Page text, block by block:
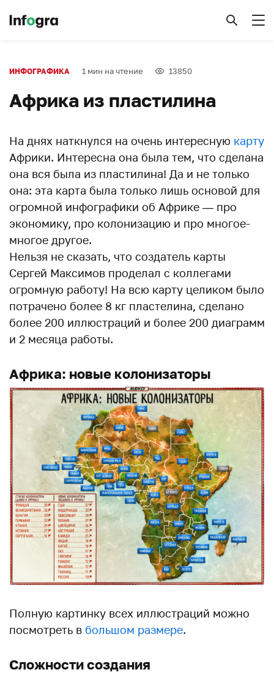
ИНФОГРАФИКА 1 мин на чтение 13850
Африка из пластилина
На днях наткнулся на очень интересную карту
Африки. Интересна она была тем, что сделана
она вся была из пластилина! Да и не только
она: эта карта была только лишь основой для
огромной инфографики об Африке — про
экономику, про колонизацию и про многое-
многое другое.
Нельзя не сказать, что создатель карты
Сергей Максимов проделал с коллегами
огромную работу! На всю карту целиком было
потрачено более 8 кг пластелина, сделано
более 200 иллюстраций и более 200 диаграмм
и 2 месяца работы.
Африка: новые колонизаторы
Полную картинку всех иллюстраций можно
посмотреть в большом размере.
Сложности создания